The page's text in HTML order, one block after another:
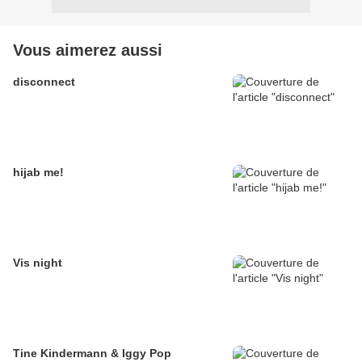
Vous aimerez aussi
disconnect
hijab me!
Vis night
Tine Kindermann & Iggy Pop